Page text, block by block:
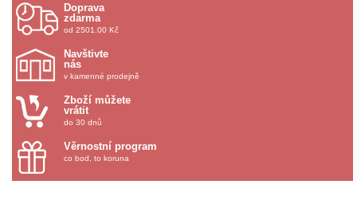
Doprava
zdarma
od 2501.00 Kč
Navštivte
nás
v kamenné prodejně
Zboží můžete
vrátit
do 30 dnů
Věrnostní program
co bod, to koruna